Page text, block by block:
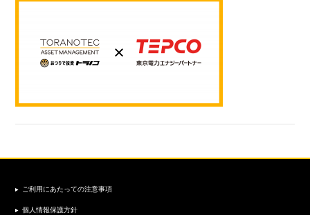
ご利用にあたっての注意事項
個人情報保護方針